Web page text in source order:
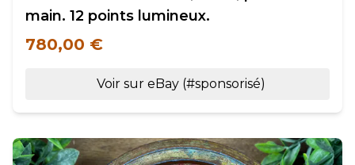
main. 12 points lumineux.
780,00 €
Voir sur eBay (#sponsorisé)